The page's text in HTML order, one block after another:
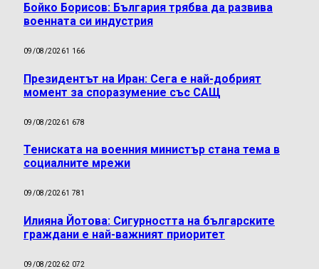
Бойко Борисов: България трябва да развива
военната си индустрия
09/08/20261 166
Президентът на Иран: Сега е най-добрият
момент за споразумение със САЩ
09/08/20261 678
Тениската на военния министър стана тема в
социалните мрежи
09/08/20261 781
Илияна Йотова: Сигурността на българските
граждани е най-важният приоритет
09/08/20262 072